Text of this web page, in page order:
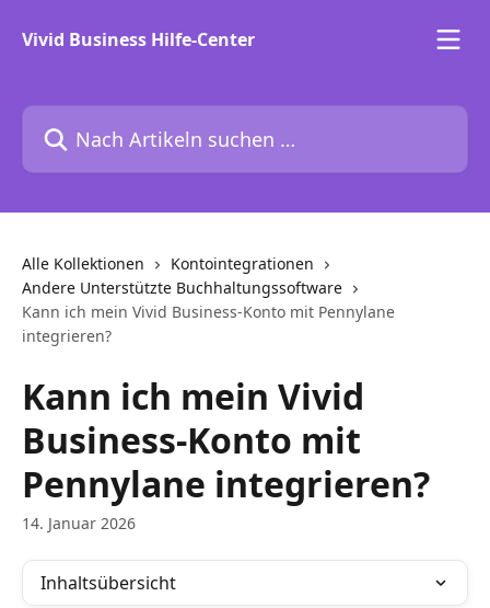
Vivid Business Hilfe-Center
Nach Artikeln suchen …
Alle Kollektionen
Kontointegrationen
Andere Unterstützte Buchhaltungssoftware
Kann ich mein Vivid Business-Konto mit Pennylane
integrieren?
Kann ich mein Vivid
Business-Konto mit
Pennylane integrieren?
14. Januar 2026
Inhaltsübersicht